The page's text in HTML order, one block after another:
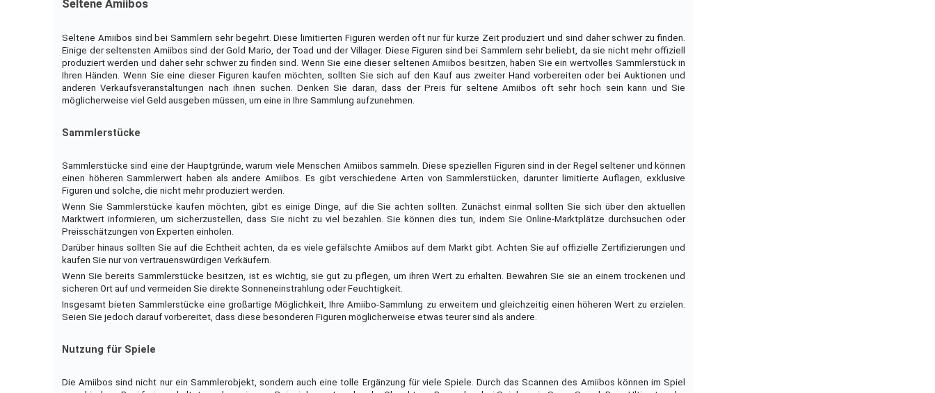
Seltene Amiibos
Seltene Amiibos sind bei Sammlern sehr begehrt. Diese limitierten Figuren werden oft nur für kurze Zeit produziert und sind daher schwer zu finden.
Einige der seltensten Amiibos sind der Gold Mario, der Toad und der Villager. Diese Figuren sind bei Sammlern sehr beliebt, da sie nicht mehr offiziell
produziert werden und daher sehr schwer zu finden sind. Wenn Sie eine dieser seltenen Amiibos besitzen, haben Sie ein wertvolles Sammlerstück in
Ihren Händen. Wenn Sie eine dieser Figuren kaufen möchten, sollten Sie sich auf den Kauf aus zweiter Hand vorbereiten oder bei Auktionen und
anderen Verkaufsveranstaltungen nach ihnen suchen. Denken Sie daran, dass der Preis für seltene Amiibos oft sehr hoch sein kann und Sie
möglicherweise viel Geld ausgeben müssen, um eine in Ihre Sammlung aufzunehmen.
Sammlerstücke
Sammlerstücke sind eine der Hauptgründe, warum viele Menschen Amiibos sammeln. Diese speziellen Figuren sind in der Regel seltener und können
einen höheren Sammlerwert haben als andere Amiibos. Es gibt verschiedene Arten von Sammlerstücken, darunter limitierte Auflagen, exklusive
Figuren und solche, die nicht mehr produziert werden.
Wenn Sie Sammlerstücke kaufen möchten, gibt es einige Dinge, auf die Sie achten sollten. Zunächst einmal sollten Sie sich über den aktuellen
Marktwert informieren, um sicherzustellen, dass Sie nicht zu viel bezahlen. Sie können dies tun, indem Sie Online-Marktplätze durchsuchen oder
Preisschätzungen von Experten einholen.
Darüber hinaus sollten Sie auf die Echtheit achten, da es viele gefälschte Amiibos auf dem Markt gibt. Achten Sie auf offizielle Zertifizierungen und
kaufen Sie nur von vertrauenswürdigen Verkäufern.
Wenn Sie bereits Sammlerstücke besitzen, ist es wichtig, sie gut zu pflegen, um ihren Wert zu erhalten. Bewahren Sie sie an einem trockenen und
sicheren Ort auf und vermeiden Sie direkte Sonneneinstrahlung oder Feuchtigkeit.
Insgesamt bieten Sammlerstücke eine großartige Möglichkeit, Ihre Amiibo-Sammlung zu erweitern und gleichzeitig einen höheren Wert zu erzielen.
Seien Sie jedoch darauf vorbereitet, dass diese besonderen Figuren möglicherweise etwas teurer sind als andere.
Nutzung für Spiele
Die Amiibos sind nicht nur ein Sammlerobjekt, sondern auch eine tolle Ergänzung für viele Spiele. Durch das Scannen des Amiibos können im Spiel